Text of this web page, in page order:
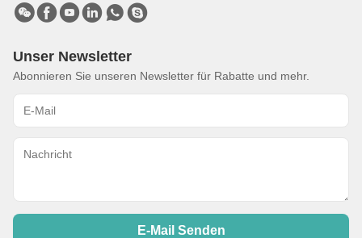
Unser Newsletter
Abonnieren Sie unseren Newsletter für Rabatte und mehr.
E-Mail Senden